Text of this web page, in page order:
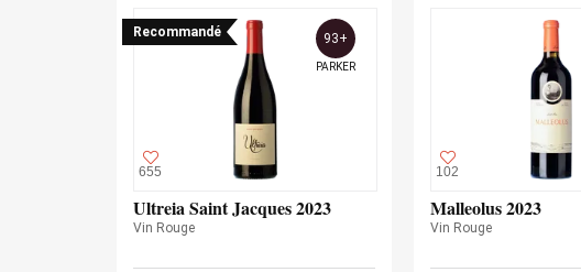
Recommandé
655
93+
PARKER
Ultreia Saint Jacques 2023
Vin Rouge
102
Malleolus 2023
Vin Rouge